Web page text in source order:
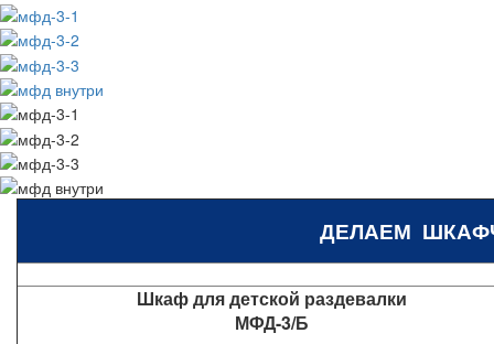
ДЕЛАЕМ
Шкаф для детской раздевалки
МФД-3/Б